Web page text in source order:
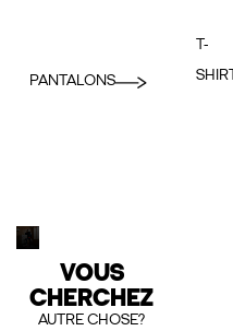
PANTALONS
T-
VOUS
CHERCHEZ
AUTRE CHOSE?